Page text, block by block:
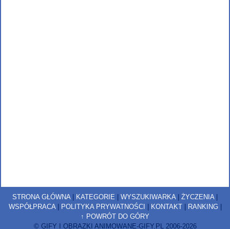
STRONA GŁÓWNA KATEGORIE WYSZUKIWARKA ŻYCZENIA
WSPÓŁPRACA| POLITYKA PRYWATNOŚCI KONTAKT| RANKING|
↑ POWRÓT DO GÓRY
© GIFY I OBRAZKI ANIMOWANE-GIFY.PL 2006-2026